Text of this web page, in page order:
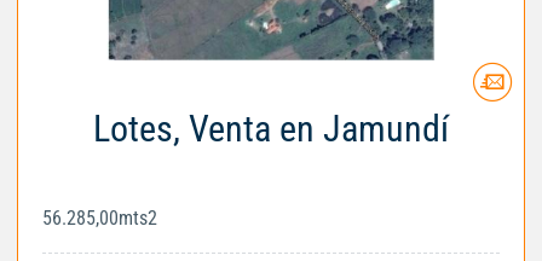
Lotes, Venta en Jamundí
56.285,00mts2